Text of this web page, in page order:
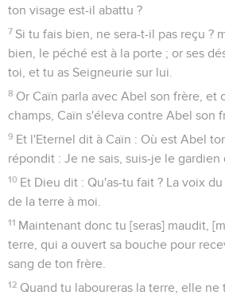
ton visage est-il abattu ?
7 Si tu fais bien, ne sera-t-il pas reçu ?
bien, le péché est à la porte ; or ses
toi, et tu as Seigneurie sur lui.
8 Or Caïn parla avec Abel son frère, et
champs, Caïn s'éleva contre Abel son
9 Et l'Eternel dit à Caïn : Où est Abel
répondit : Je ne sais, suis-je le gardien
10 Et Dieu dit : Qu'as-tu fait ? La voix
de la terre à moi.
11 Maintenant donc tu [seras] maudit,
terre, qui a ouvert sa bouche pour
sang de ton frère.
12 Quand tu laboureras la terre, elle ne